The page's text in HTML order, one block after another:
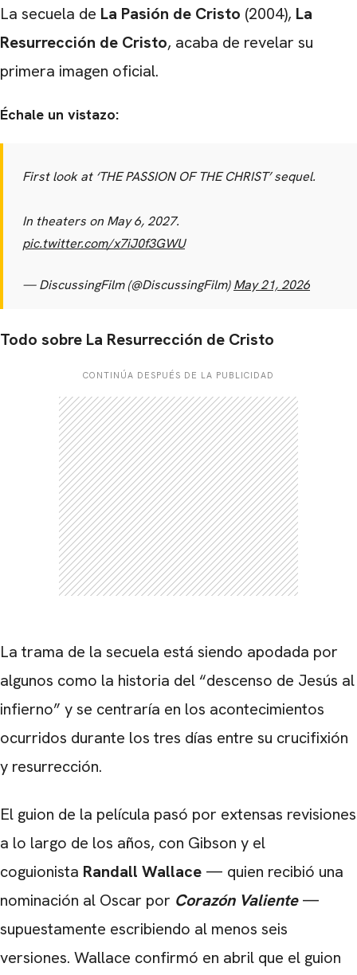
La secuela de La Pasión de Cristo (2004), La
Resurrección de Cristo, acaba de revelar su
primera imagen oficial.
Échale un vistazo:
First look at ‘THE PASSION OF THE CHRIST’ sequel.
In theaters on May 6, 2027.
pic.twitter.com/x7iJ0f3GWU
— DiscussingFilm (@DiscussingFilm)May 21, 2026
Todo sobre La Resurrección de Cristo
CONTINÚA DESPUÉS DE LA PUBLICIDAD
La trama de la secuela está siendo apodada por
algunos como la historia del “descenso de Jesús al
infierno” y se centraría en los acontecimientos
ocurridos durante los tres días entre su crucifixión
y resurrección.
El guion de la película pasó por extensas revisiones
a lo largo de los años, con Gibson y el
coguionista Randall Wallace — quien recibió una
nominación al Oscar por Corazón Valiente—
supuestamente escribiendo al menos seis
versiones. Wallace confirmó en abril que el guion